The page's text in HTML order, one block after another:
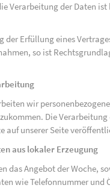
Verarbeitung der Daten
der Erfüllung eines
so ist
wir
Die
auf unserer Seite
aus lokaler Erzeugung
das Angebot der Woche,
wie Telefonnummer und